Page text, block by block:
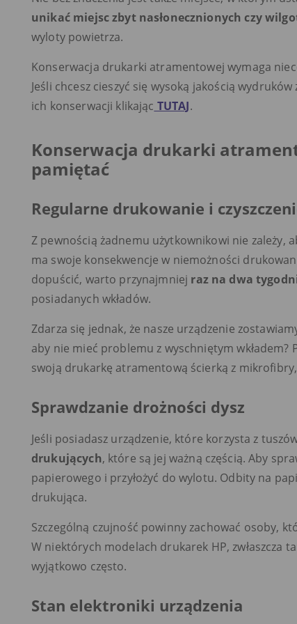
unikać miejsc zbyt nasłonecznionych czy
wyloty powietrza.
Konserwacja drukarki atramentowej wymaga
Jeśli chcesz cieszyć się wysoką jakością
ich konserwacji klikając TUTAJ.
Konserwacja drukarki
pamiętać
Regularne drukowanie i
Z pewnością żadnemu użytkownikowi nie zależy,
ma swoje konsekwencje w niemożności
dopuścić, warto przynajmniej raz na dwa
posiadanych wkładów.
Zdarza się jednak, że nasze urządzenie
aby nie mieć problemu z wyschniętym wkładem?
swoją drukarkę atramentową ścierką z
Sprawdzanie drożności dysz
Jeśli posiadasz urządzenie, które korzysta z
drukujących, które są jej ważną częścią. Aby
papierowego i przyłożyć do wylotu. Odbity na
drukująca.
Szczególną czujność powinny zachować osoby,
W niektórych modelach drukarek HP, zwłaszcza
wyjątkowo często.
Stan elektroniki urządzenia